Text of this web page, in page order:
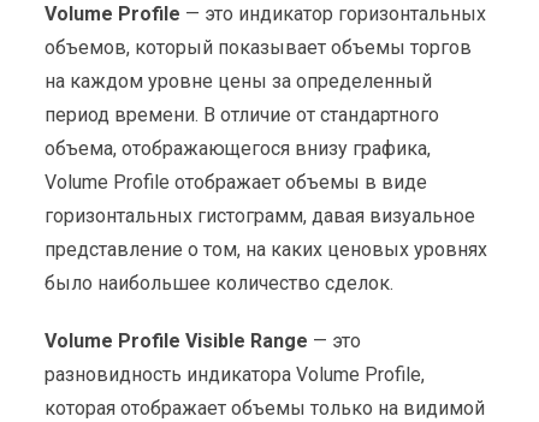
Volume Profile — это индикатор горизонтальных
объемов, который показывает объемы торгов
на каждом уровне цены за определенный
период времени. В отличие от стандартного
объема, отображающегося внизу графика,
Volume Profile отображает объемы в виде
горизонтальных гистограмм, давая визуальное
представление о том, на каких ценовых уровнях
было наибольшее количество сделок.
Volume Profile Visible Range — это
разновидность индикатора Volume Profile,
которая отображает объемы только на видимой